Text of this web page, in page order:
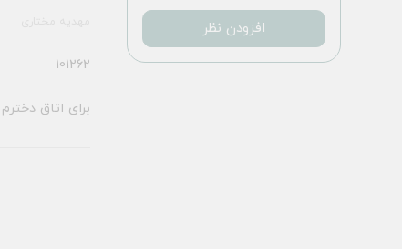
افزودن نظر
101262
برای اتاق